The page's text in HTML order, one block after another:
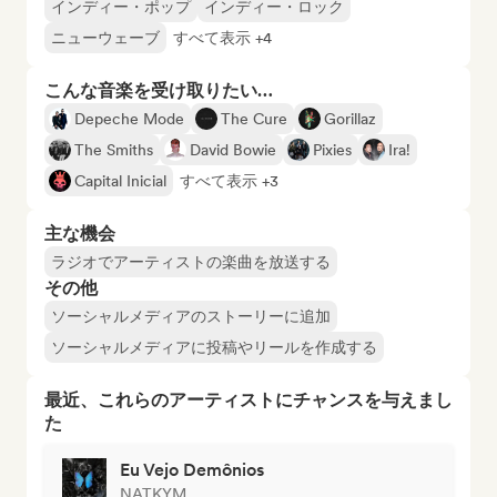
インディー・ポップ
インディー・ロック
ニューウェーブ
すべて表示 +4
こんな音楽を受け取りたい…
Depeche Mode The Cure
Gorillaz
The Smiths
David Bowie Pixies
Ira!
Capital Inicial
すべて表示 +3
主な機会
ラジオでアーティストの楽曲を放送する
その他
ソーシャルメディアのストーリーに追加
ソーシャルメディアに投稿やリールを作成する
最近、これらのアーティストにチャンスを与えまし
た
Eu Vejo Demônios
NATKYM